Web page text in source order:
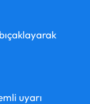
uyarı